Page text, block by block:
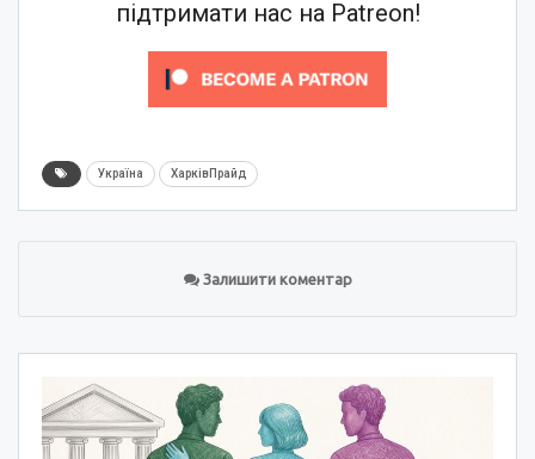
підтримати нас на Patreon!
Україна ХарківПрайд
Залишити коментар